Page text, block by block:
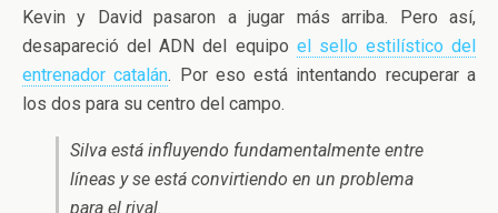
Kevin y David pasaron a jugar más arriba. Pero así,
desapareció del ADN del equipo el sello estilístico del
entrenador catalán. Por eso está intentando recuperar a
los dos para su centro del campo.
Silva está influyendo fundamentalmente entre
líneas y se está convirtiendo en un problema
para el rival.